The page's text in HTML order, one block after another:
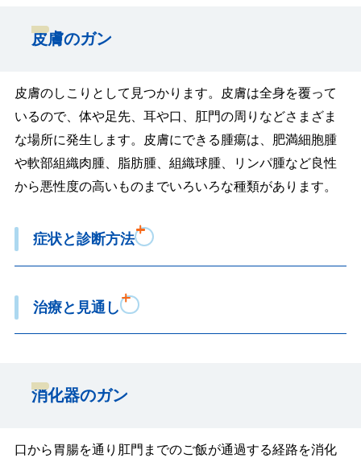
皮膚のガン
皮膚のしこりとして見つかります。皮膚は全身を覆って
いるので、体や足先、耳や口、肛門の周りなどさまざま
な場所に発生します。皮膚にできる腫瘍は、肥満細胞腫
や軟部組織肉腫、脂肪腫、組織球腫、リンパ腫など良性
から悪性度の高いものまでいろいろな種類があります。
症状と診断方法
治療と見通し
消化器のガン
口から胃腸を通り肛門までのご飯が通過する経路を消化